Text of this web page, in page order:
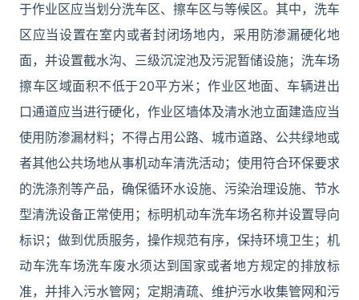
于作业区应当划分洗车区、擦车区与等候区。其中，洗车
区应当设置在室内或者封闭场地内，采用防渗漏硬化地
面，并设置截水沟、三级沉淀池及污泥暂储设施；洗车场
擦车区域面积不低于20平方米；作业区地面、车辆进出
口通道应当进行硬化，作业区墙体及清水池立面建造应当
使用防渗漏材料；不得占用公路、城市道路、公共绿地或
者其他公共场地从事机动车清洗活动；使用符合环保要求
的洗涤剂等产品，确保循环水设施、污染治理设施、节水
型清洗设备正常使用；标明机动车洗车场名称并设置导向
标识；做到优质服务，操作规范有序，保持环境卫生；机
动车洗车场洗车废水须达到国家或者地方规定的排放标
准，并排入污水管网；定期清疏、维护污水收集管网和污